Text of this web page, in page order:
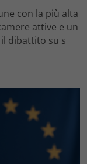
con la più alta
attive e un
dibattito su s